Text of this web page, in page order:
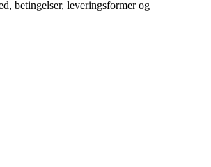
betingelser, leveringsformer og